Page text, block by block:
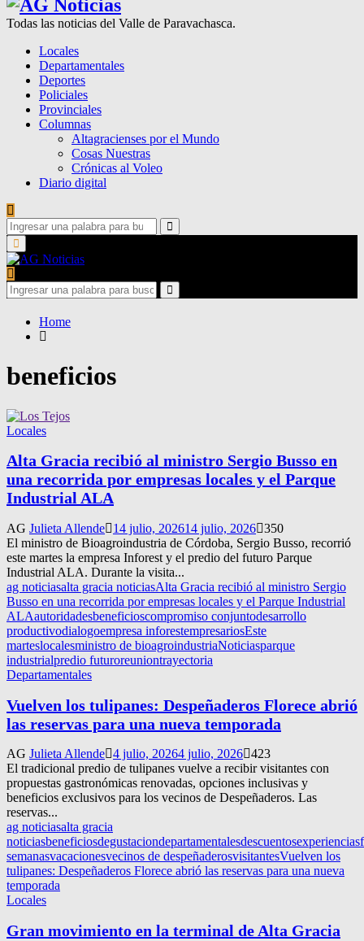
Todas las noticias del Valle de Paravachasca.
Locales
Departamentales
Deportes
Policiales
Provinciales
Columnas
Altagracienses por el Mundo
Cosas Nuestras
Crónicas al Voleo
Diario digital
Search
for:
Search
Primary
Menu
Search
for:
Search
Home
beneficios
Locales
Alta Gracia recibió al ministro Sergio Busso en
una recorrida por empresas locales y el Parque
Industrial ALA
AG Julieta Allende 14 julio, 202614 julio, 2026 350
El ministro de Bioagroindustria de Córdoba, Sergio Busso, recorrió
este martes la empresa Inforest y el predio del futuro Parque
Industrial ALA. Durante la visita...
ag noticiasalta gracia noticiasAlta Gracia recibió al ministro Sergio
Busso en una recorrida por empresas locales y el Parque Industrial
ALAautoridadesbeneficioscompromiso conjuntodesarrollo
productivodialogoempresa inforestempresariosEste
marteslocalesministro de bioagroindustriaNoticiasparque
industrialpredio futuroreuniontrayectoria
Departamentales
Vuelven los tulipanes: Despeñaderos Florece abrió
las reservas para una nueva temporada
AG Julieta Allende 4 julio, 20264 julio, 2026 423
El tradicional predio de tulipanes vuelve a recibir visitantes con
propuestas gastronómicas renovadas, opciones inclusivas y
beneficios exclusivos para los vecinos de Despeñaderos. Las
reservas...
ag noticiasalta gracia
noticiasbeneficiosdegustaciondepartamentalesdescuentosexperiencias
semanasvacacionesvecinos de despeñaderosvisitantesVuelven los
tulipanes: Despeñaderos Florece abrió las reservas para una nueva
temporada
Locales
Gran movimiento en la terminal de Alta Gracia